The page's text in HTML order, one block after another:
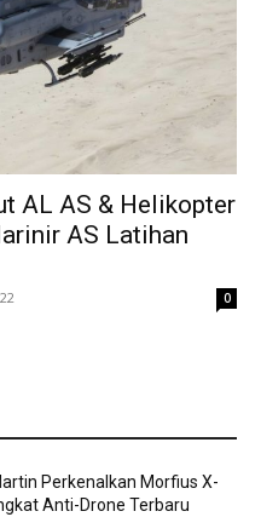
AL AS & Helikopter
AS Latihan
0
Perkenalkan Morfius X-
Anti-Drone Terbaru